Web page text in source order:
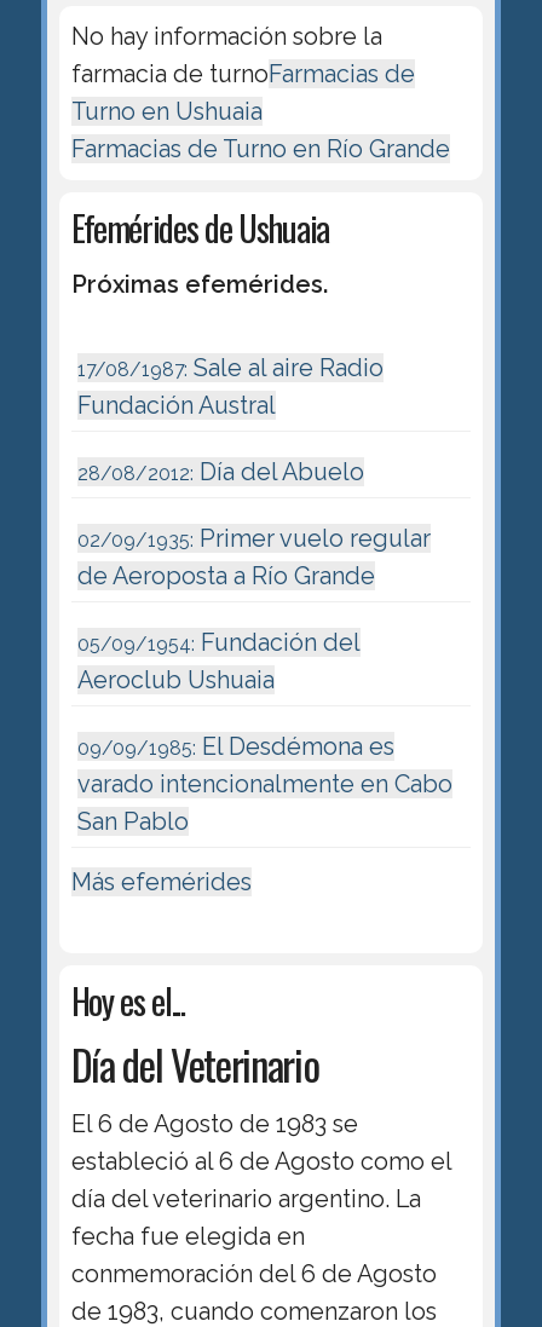
No hay información sobre la
farmacia de turnoFarmacias de
Turno en Ushuaia
Farmacias de Turno en Río Grande
Efemérides de Ushuaia
Próximas efemérides.
17/08/1987: Sale al aire Radio
Fundación Austral
28/08/2012: Día del Abuelo
02/09/1935: Primer vuelo regular
de Aeroposta a Río Grande
05/09/1954: Fundación del
Aeroclub Ushuaia
09/09/1985: El Desdémona es
varado intencionalmente en Cabo
San Pablo
Más efemérides
Hoy es el...
Día del Veterinario
El 6 de Agosto de 1983 se
estableció al 6 de Agosto como el
día del veterinario argentino. La
fecha fue elegida en
conmemoración del 6 de Agosto
de 1983, cuando comenzaron los